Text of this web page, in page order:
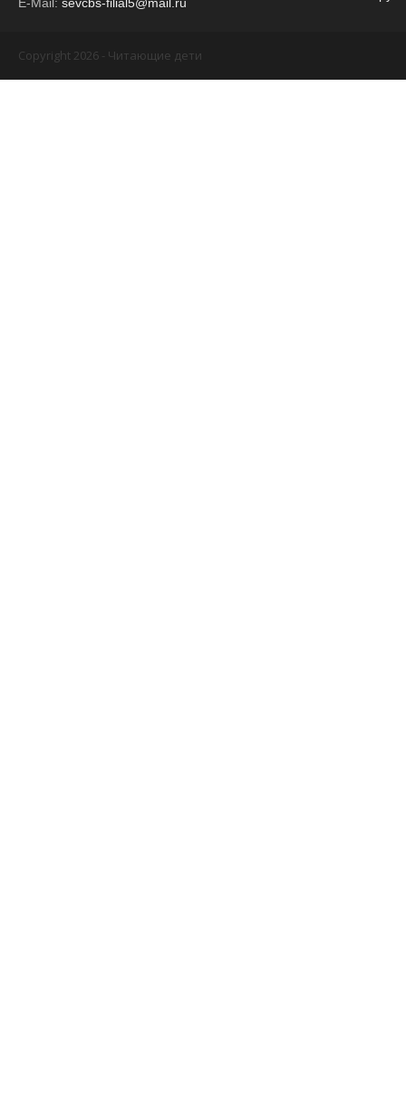
Copyright 2026 - Читающие дети